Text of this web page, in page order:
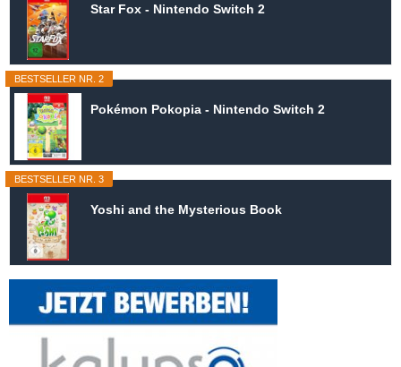
Star Fox - Nintendo Switch 2
BESTSELLER NR. 2
Pokémon Pokopia - Nintendo Switch 2
BESTSELLER NR. 3
Yoshi and the Mysterious Book